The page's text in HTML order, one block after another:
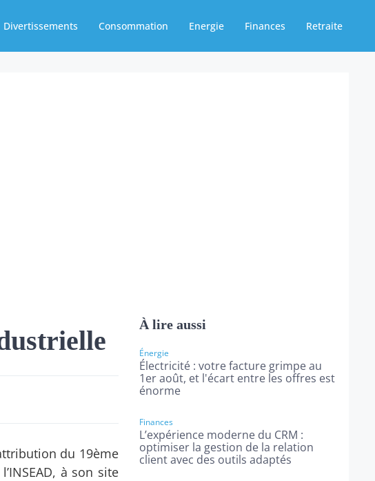
Divertissements Consommation Energie Finances Retraite
du 19ème
à son site
À lire aussi
Énergie
Électricité : votre facture grimpe au
1er août, et l'écart entre les offres est
énorme
Finances
L’expérience moderne du CRM :
optimiser la gestion de la relation
client avec des outils adaptés